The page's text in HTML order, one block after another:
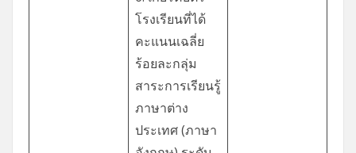
โรงเรียนที่ได้
คะแนนเฉลี่ย
ร้อยละกลุ่ม
สาระการเรียนรู้
ภาษาต่าง
ประเทศ (ภาษา